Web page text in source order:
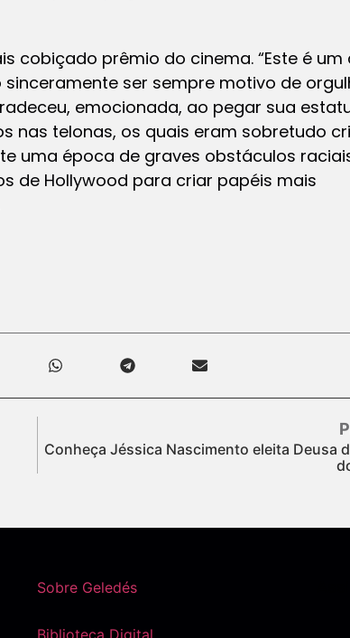
cobiçado prêmio do cinema. “Este é um
ser sempre motivo de
emocionada, ao pegar sua
nas telonas, os quais eram sobretudo
uma época de graves obstáculos
de Hollywood para criar papéis mais
Conheça Jéssica Nascimento eleita Deusa
Sobre Geledés
Biblioteca Digital